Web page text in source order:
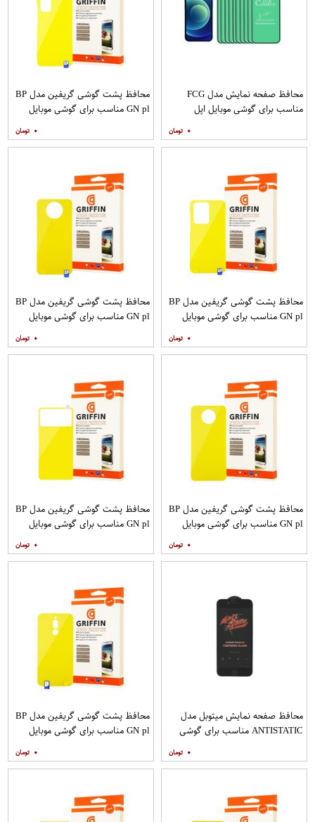
محافظ صفحه نمایش مدل FCG
مناسب برای گوشی موبایل اپل
۰
محافظ پشت گوشی گریفین مدل BP
GN pl مناسب برای گوشی موبایل
۰
محافظ پشت گوشی گریفین مدل BP
GN pl مناسب برای گوشی موبایل
۰
محافظ پشت گوشی گریفین مدل BP
GN pl مناسب برای گوشی موبایل
۰
محافظ پشت گوشی گریفین مدل BP
GN pl مناسب برای گوشی موبایل
۰
محافظ پشت گوشی گریفین مدل BP
GN pl مناسب برای گوشی موبایل
۰
محافظ صفحه نمایش میتوبل مدل
ANTISTATIC مناسب برای گوشی
۰
محافظ پشت گوشی گریفین مدل BP
GN pl مناسب برای گوشی موبایل
۰